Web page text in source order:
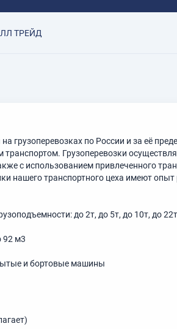
ТРЕЙД
грузоперевозках по России и за её
Грузоперевозки
с использованием привлеченного
нашего транспортного цеха имеют
до 2т, до 5т, до 10т, до 22т
92 м3
и бортовые машины